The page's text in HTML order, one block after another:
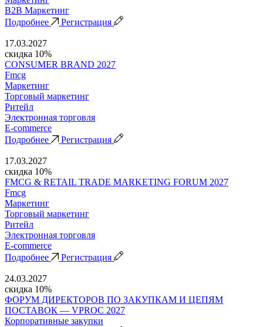
B2B Маркетинг
Подробнее
Регистрация
17.03.2027
скидка 10%
CONSUMER BRAND 2027
Fmcg
Маркетинг
Торговый маркетинг
Ритейл
Электронная торговля
E-commerce
Подробнее
Регистрация
17.03.2027
скидка 10%
FMCG & RETAIL TRADE MARKETING FORUM 2027
Fmcg
Маркетинг
Торговый маркетинг
Ритейл
Электронная торговля
E-commerce
Подробнее
Регистрация
24.03.2027
скидка 10%
ФОРУМ ДИРЕКТОРОВ ПО ЗАКУПКАМ И ЦЕПЯМ
ПОСТАВОК — VPROC 2027
Корпоративные закупки